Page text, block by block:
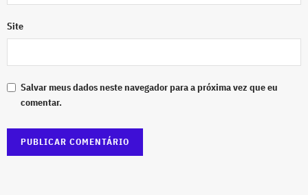
Site
Salvar meus dados neste navegador para a próxima vez que eu
comentar.